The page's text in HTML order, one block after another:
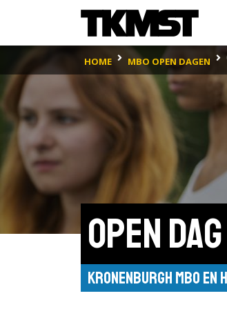
HOME MBO OPEN DAGEN
Open dag
Kronenburgh Mbo en